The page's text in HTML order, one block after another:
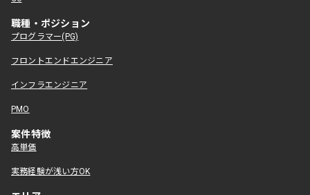
職種・ポジション
プログラマー(PG)
フロントエンドエンジニア
インフラエンジニア
PMO
案件特徴
高単価
実務経験が浅い方OK